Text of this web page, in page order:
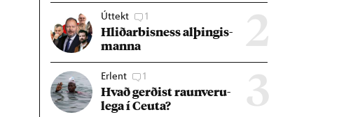
2
Úttekt 1
Hlið­ar­bis­ness al­þing­is­
manna
3
Erlent 1
Hvað gerð­ist raun­veru­
lega í Ceuta?